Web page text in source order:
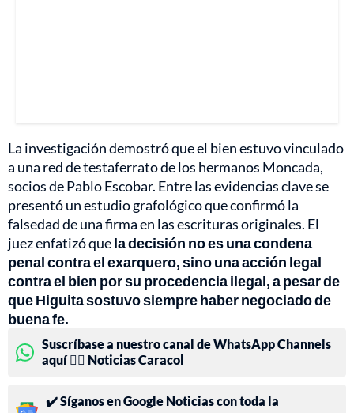
La investigación demostró que el bien estuvo vinculado
a una red de testaferrato de los hermanos Moncada,
socios de Pablo Escobar. Entre las evidencias clave se
presentó un estudio grafológico que confirmó la
falsedad de una firma en las escrituras originales. El
juez enfatizó quela decisión no es una condena
penal contra el exarquero, sino una acción legal
contra el bien por su procedencia ilegal, a pesar de
que Higuita sostuvo siempre haber negociado de
buena fe.
Suscríbase a nuestro canal de WhatsApp Channels
aquí 👉🏻 Noticias Caracol
✔️ Síganos en Google Noticias con toda la